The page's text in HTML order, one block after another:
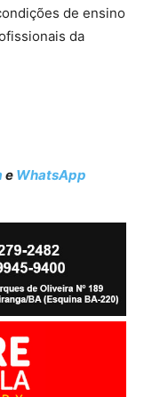
de ensino
da
e WhatsApp